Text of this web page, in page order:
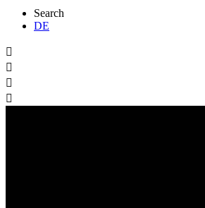
Search
DE



